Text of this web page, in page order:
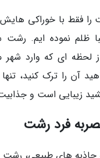
را فقط با خوراکی
ظلم نموده ایم. رشت
لحظه ای که وارد
آن را ترک کنید،
زیبایی است و
فرد رشت